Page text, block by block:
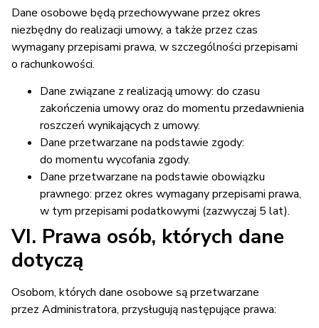
Dane osobowe będą przechowywane przez okres
niezbędny do realizacji umowy, a także przez czas
wymagany przepisami prawa, w szczególności przepisami
o rachunkowości.
Dane związane z realizacją umowy: do czasu
zakończenia umowy oraz do momentu przedawnienia
roszczeń wynikających z umowy.
Dane przetwarzane na podstawie zgody:
do momentu wycofania zgody.
Dane przetwarzane na podstawie obowiązku
prawnego: przez okres wymagany przepisami prawa,
w tym przepisami podatkowymi (zazwyczaj 5 lat).
VI. Prawa osób, których dane
dotyczą
Osobom, których dane osobowe są przetwarzane
przez Administratora, przysługują następujące prawa: